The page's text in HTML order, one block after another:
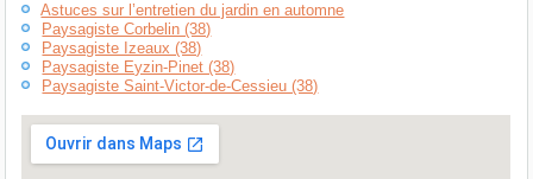
Astuces sur l’entretien du jardin en automne
Paysagiste Corbelin (38)
Paysagiste Izeaux (38)
Paysagiste Eyzin-Pinet (38)
Paysagiste Saint-Victor-de-Cessieu (38)